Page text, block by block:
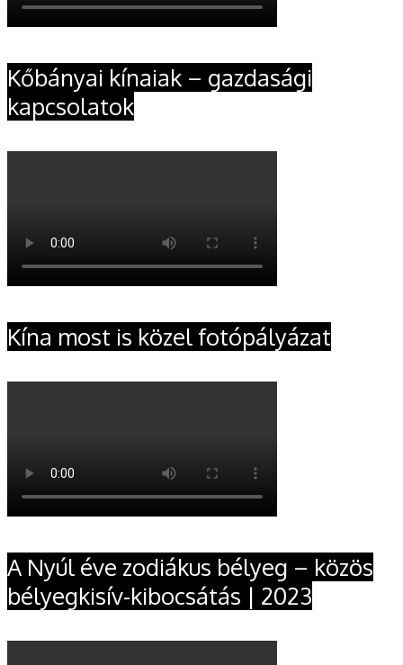
Kőbányai kínaiak – gazdasági
kapcsolatok
Kína most is közel fotópályázat
A Nyúl éve zodiákus bélyeg – közös
bélyegkisív-kibocsátás | 2023